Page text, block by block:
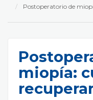
Postoperatorio de
miopía: